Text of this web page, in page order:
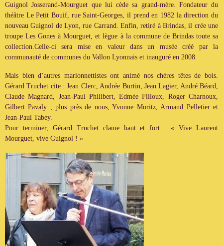
Guignol Josserand-Mourguet que lui cède sa grand-mère. Fondateur du
théâtre Le Petit Bouif, rue Saint-Georges, il prend en 1982 la direction du
nouveau Guignol de Lyon, rue Carrand. Enfin, retiré à Brindas, il crée une
troupe Les Gones à Mourguet, et lègue à la commune de Brindas toute sa
collection.Celle-ci sera mise en valeur dans un musée créé par la
communauté de communes du Vallon Lyonnais et inauguré en 2008.
Mais bien d’autres marionnettistes ont animé nos chères têtes de bois.
Gérard Truchet cite : Jean Clerc, Andrée Burtin, Jean Lagier, André Béard,
Claude Magnard, Jean-Paul Philibert, Edmée Filloux, Roger Charnoux,
Gilbert Pavaly ; plus près de nous, Yvonne Moritz, Armand Pelletier et
Jean-Paul Tabey.
Pour terminer, Gérard Truchet clame haut et fort : « Vive Laurent
Mourguet, vive Guignol ! »